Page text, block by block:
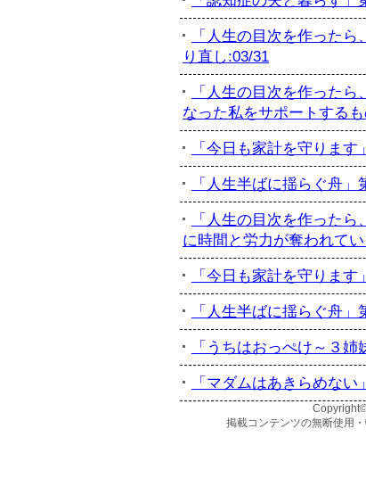
「人生の目次を作った
り直し:03/31
「人生の目次を作った
なった私をサポートする
「今日も家計を守りま
「人生半ばに揺らぐ舟
「人生の目次を作った
に時間と労力が奪われて
「今日も家計を守りま
「人生半ばに揺らぐ舟
「うちはおっぺけ～３
「マダムはあきらめな
掲載コンテンツの無断使用